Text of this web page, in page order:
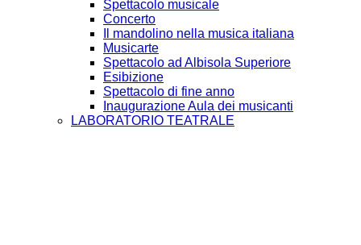
Spettacolo musicale
Concerto
Il mandolino nella musica italiana
Musicarte
Spettacolo ad Albisola Superiore
Esibizione
Spettacolo di fine anno
Inaugurazione Aula dei musicanti
LABORATORIO TEATRALE